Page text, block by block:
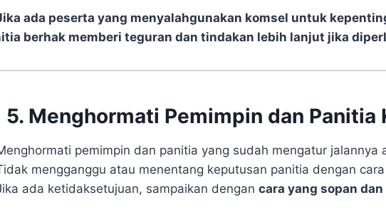
ada peserta yang menyalahgunakan komsel untuk
berhak memberi teguran dan tindakan lebih lanjut jika
5. Menghormati Pemimpin dan Panitia
pemimpin dan panitia yang sudah mengatur jalannya
mengganggu atau menentang keputusan panitia dengan
ada ketidaksetujuan, sampaikan dengancara yang sopan